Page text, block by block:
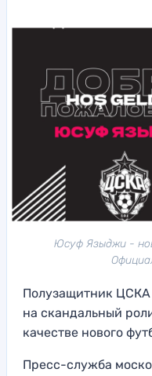
Юсуф Языджи -
Полузащитник
на скандальный
качестве нового
Пресс-служба